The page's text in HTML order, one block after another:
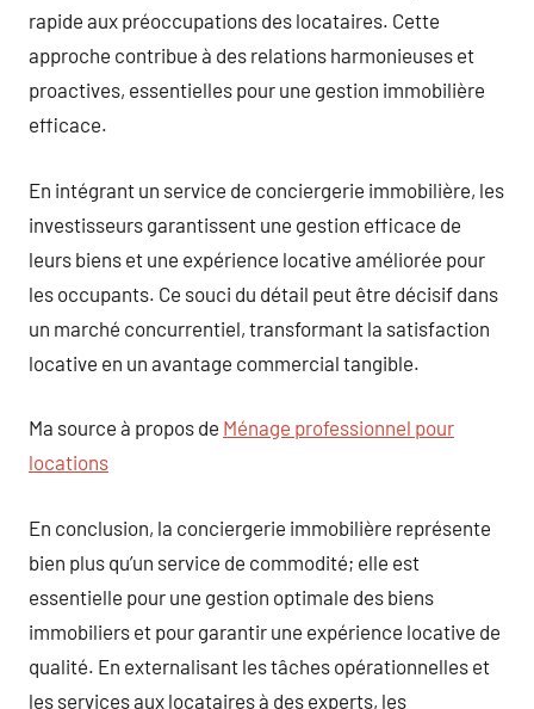
rapide aux préoccupations des locataires. Cette
approche contribue à des relations harmonieuses et
proactives, essentielles pour une gestion immobilière
efficace.
En intégrant un service de conciergerie immobilière, les
investisseurs garantissent une gestion efficace de
leurs biens et une expérience locative améliorée pour
les occupants. Ce souci du détail peut être décisif dans
un marché concurrentiel, transformant la satisfaction
locative en un avantage commercial tangible.
Ma source à propos de Ménage professionnel pour
locations
En conclusion, la conciergerie immobilière représente
bien plus qu’un service de commodité; elle est
essentielle pour une gestion optimale des biens
immobiliers et pour garantir une expérience locative de
qualité. En externalisant les tâches opérationnelles et
les services aux locataires à des experts, les